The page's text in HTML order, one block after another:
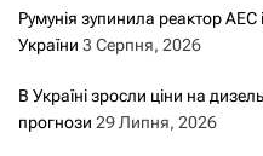
з
з
Румунія зупинила реактор АЕС
України 3 Серпня, 2026
В Україні зросли ціни на
прогнози 29 Липня, 2026